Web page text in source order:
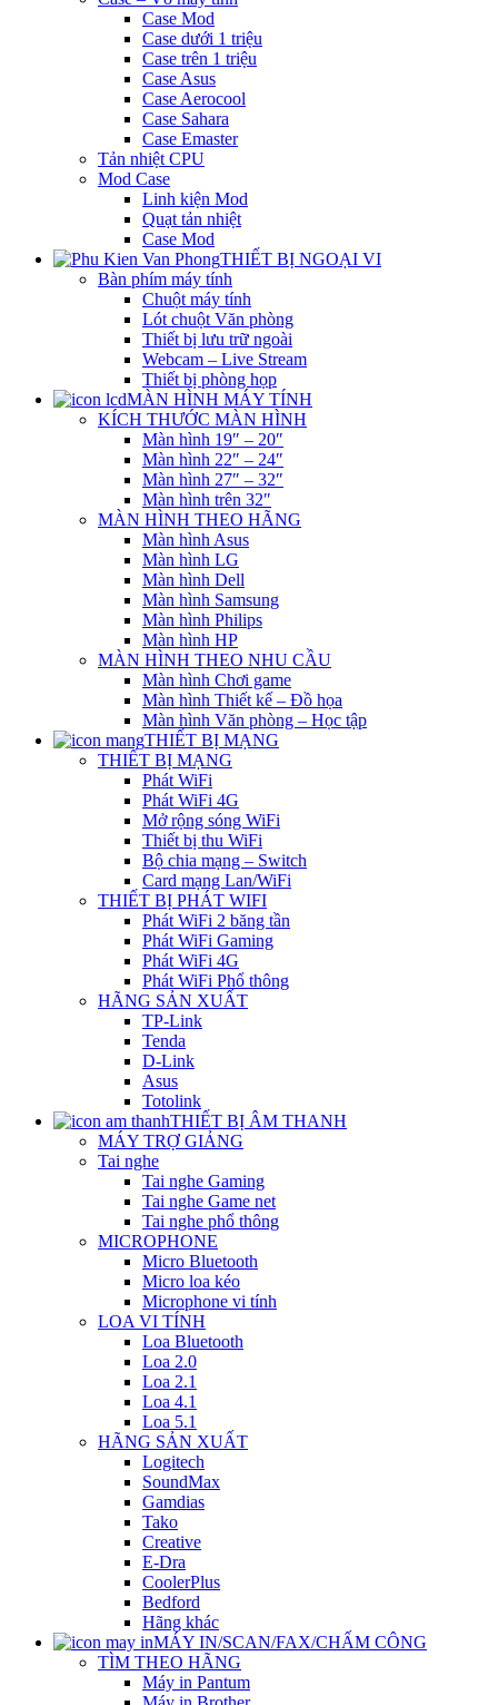
Case Mod
Case dưới 1 triệu
Case trên 1 triệu
Case Asus
Case Aerocool
Case Sahara
Case Emaster
Tản nhiệt CPU
Mod Case
Linh kiện Mod
Quạt tản nhiệt
Case Mod
THIẾT BỊ NGOẠI VI
Bàn phím máy tính
Chuột máy tính
Lót chuột Văn phòng
Thiết bị lưu trữ ngoài
Webcam – Live Stream
Thiết bị phòng họp
MÀN HÌNH MÁY TÍNH
KÍCH THƯỚC MÀN HÌNH
Màn hình 19″ – 20″
Màn hình 22″ – 24″
Màn hình 27″ – 32″
Màn hình trên 32″
MÀN HÌNH THEO HÃNG
Màn hình Asus
Màn hình LG
Màn hình Dell
Màn hình Samsung
Màn hình Philips
Màn hình HP
MÀN HÌNH THEO NHU CẦU
Màn hình Chơi game
Màn hình Thiết kế – Đồ họa
Màn hình Văn phòng – Học tập
THIẾT BỊ MẠNG
THIẾT BỊ MẠNG
Phát WiFi
Phát WiFi 4G
Mở rộng sóng WiFi
Thiết bị thu WiFi
Bộ chia mạng – Switch
Card mạng Lan/WiFi
THIẾT BỊ PHÁT WIFI
Phát WiFi 2 băng tần
Phát WiFi Gaming
Phát WiFi 4G
Phát WiFi Phổ thông
HÃNG SẢN XUẤT
TP-Link
Tenda
D-Link
Asus
Totolink
THIẾT BỊ ÂM THANH
MÁY TRỢ GIẢNG
Tai nghe
Tai nghe Gaming
Tai nghe Game net
Tai nghe phổ thông
MICROPHONE
Micro Bluetooth
Micro loa kéo
Microphone vi tính
LOA VI TÍNH
Loa Bluetooth
Loa 2.0
Loa 2.1
Loa 4.1
Loa 5.1
HÃNG SẢN XUẤT
Logitech
SoundMax
Gamdias
Tako
Creative
E-Dra
CoolerPlus
Bedford
Hãng khác
MÁY IN/SCAN/FAX/CHẤM CÔNG
TÌM THEO HÃNG
Máy in Pantum